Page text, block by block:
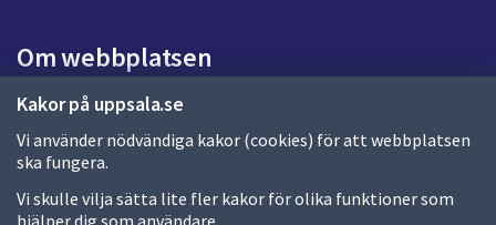
Kakor på uppsala.se
Vi använder nödvändiga kakor (cookies) för att webbplatsen
ska fungera.
Vi skulle vilja sätta lite fler kakor för olika funktioner som
hjälper dig som användare.
d
a
Om webbplatsen
Om webbplatsen
Allmänna handlingar och diarium
Behandling av personuppgifter